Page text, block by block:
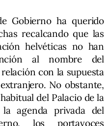
Gobierno ha querido
recalcando que las
helvéticas no han
al nombre del
con la supuesta
No obstante,
del Palacio de la
agenda privada del
los portavoces